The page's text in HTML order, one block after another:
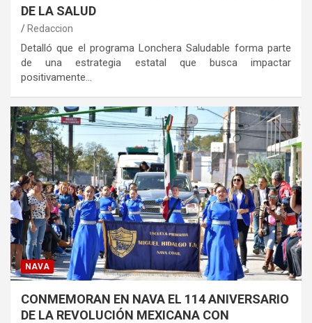
DE LA SALUD
Redaccion
Detalló que el programa Lonchera Saludable forma parte
de una estrategia estatal que busca impactar
positivamente…
NAVA
CONMEMORAN EN NAVA EL 114 ANIVERSARIO
DE LA REVOLUCIÓN MEXICANA CON